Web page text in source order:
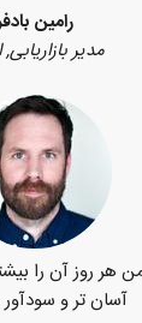
رامین بادفر
مدیر بازاریابی,
هر روز آن را
آسان تر و